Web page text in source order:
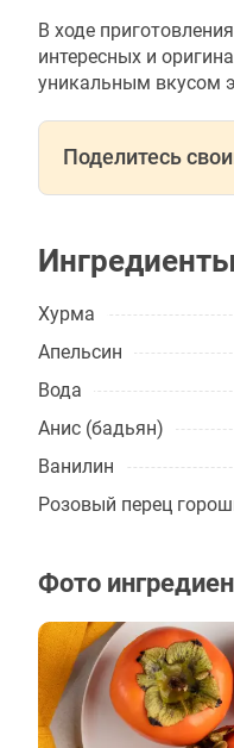
В ходе
интересных и
уникальным вкусом
Поделитесь
Ингредиенты
Хурма
Апельсин
Вода
Анис (бадьян)
Ванилин
Розовый перец
Фото